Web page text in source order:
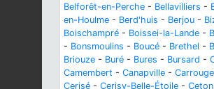
Belforêt-en-Perche - Bellavilliers -
en-Houlme - Berd'huis - Berjou -
Boischampré - Boissei-la-Lande -
- Bonsmoulins - Boucé - Brethel -
Briouze - Buré - Bures - Bursard -
Camembert - Canapville -
Cerisé - Cerisy-Belle-Étoile - Ceton